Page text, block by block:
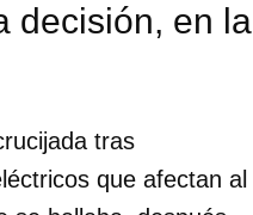
decisión, en la
tras
que afectan al